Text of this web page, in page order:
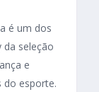
é um dos
da seleção
e
do esporte.